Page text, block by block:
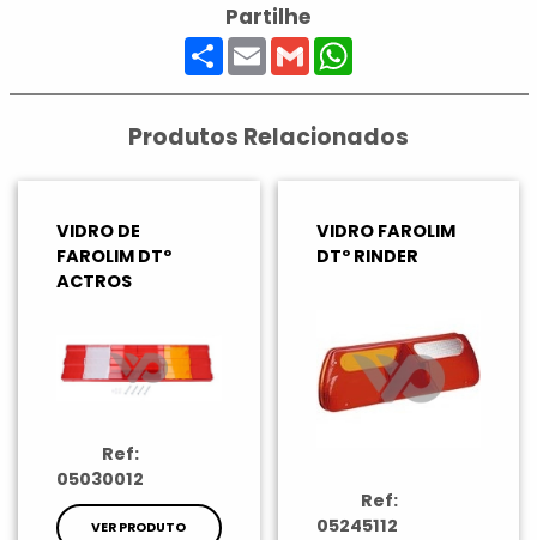
Partilhe
ShareEmailGmail
Produtos Relacionados
VIDRO DE
FAROLIM DTº
ACTROS
Ref:
05030012
VER PRODUTO
VIDRO FAROLIM
DTº RINDER
Ref:
05245112